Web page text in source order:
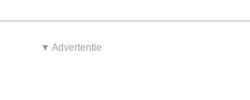
▼ Advertentie